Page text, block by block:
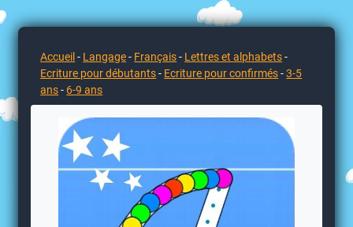
Accueil - Langage- Français- Lettres et alphabets-
Ecriture pour débutants- Ecriture pour confirmés-3-5
ans- 6-9 ans